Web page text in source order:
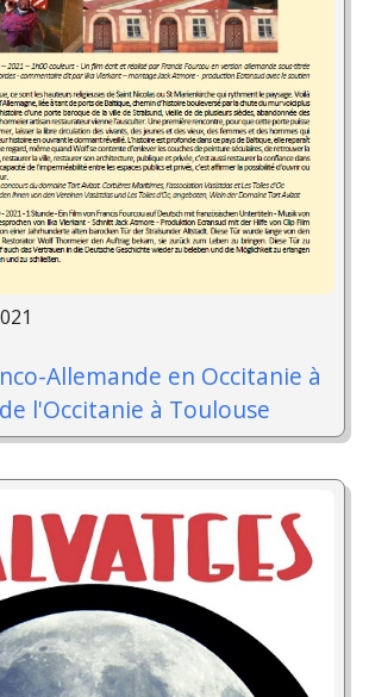
Allemande en Occitanie à
l'Occitanie à Toulouse